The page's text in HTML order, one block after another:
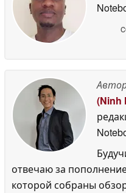
(Ninh
отвечаю за
которой собраны